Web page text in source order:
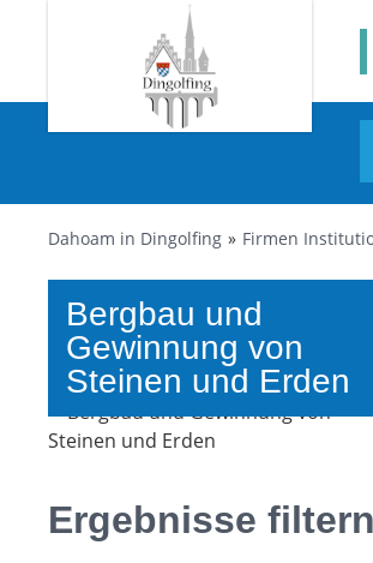
Dahoam in Dingolfing Firmen
Firmen und
Bergbau und
Gewinnung von
Steinen und Erden
Ergebnisse filtern